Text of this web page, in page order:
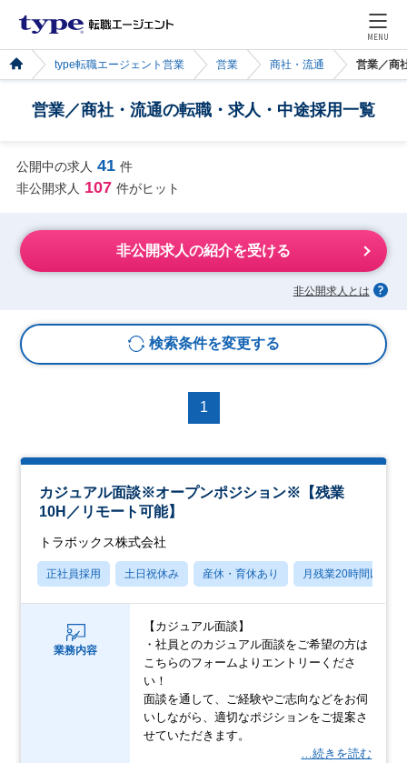
MENU
type転職エージェント営業 営業 商社・流通 営業／商
営業／商社・流通の転職・求人・中途採用一覧
公開中の求人 41 件
非公開求人 107 件がヒット
非公開求人の紹介を受ける
非公開求人とは
検索条件を変更する
1
カジュアル面談※オープンポジション※【残業
10H／リモート可能】
トラボックス株式会社
正社員採用 土日祝休み 産休・育休あり 月残業20時間以内
業務内容
【カジュアル面談】
・社員とのカジュアル面談をご希望の方は
こちらのフォームよりエントリーくださ
い！
面談を通して、ご経験やご志向などをお伺
いしながら、適切なポジションをご提案さ
せていただきます。
…続きを読む